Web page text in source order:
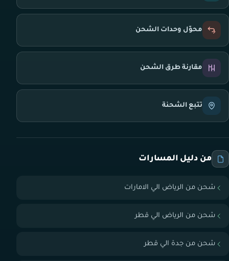
محوّل وحدات الشحن
مقارنة طرق الشحن
تتبع الشحنة
من دليل المسارات
شحن من الرياض الي الامارات
شحن من الرياض الي قطر
شحن من جدة الي قطر